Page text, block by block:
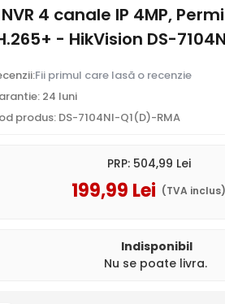
NVR 4 canale IP 4MP,
- HikVision DS-
Fii primul care lasă o recenzie
24 luni
produs: DS-7104NI-Q1(D)-RMA
PRP: 504,99 Lei
199,99 Lei (TVA inclus)
Indisponibil
Nu se poate livra.